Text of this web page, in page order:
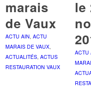
marais
de Vaux
ACTU AIN,ACTU
MARAIS DE VAUX,
ACTUALITÉS,ACTUS
RESTAURATION VAUX
le
ACTU